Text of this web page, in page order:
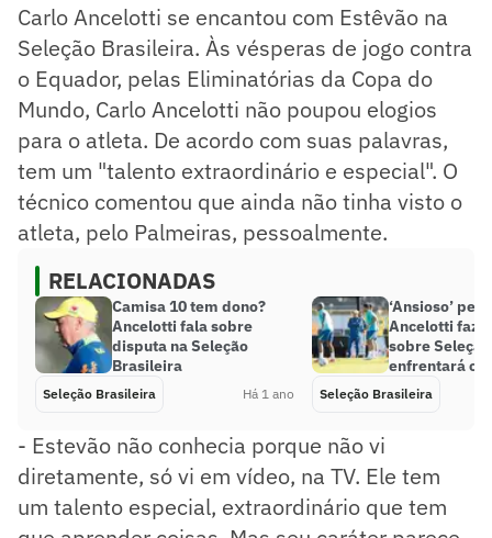
Carlo Ancelotti se encantou com Estêvão na
Seleção Brasileira. Às vésperas de jogo contra
o Equador, pelas Eliminatórias da Copa do
Mundo, Carlo Ancelotti não poupou elogios
para o atleta. De acordo com suas palavras,
tem um "talento extraordinário e especial". O
técnico comentou que ainda não tinha visto o
atleta, pelo Palmeiras, pessoalmente.
RELACIONADAS
Camisa 10 tem dono?
Ancelotti fala sobre
disputa na Seleção
Brasileira
Seleção Brasileira Há 1 ano
‘Ansioso’
Ancelotti faz
sobre
enfrentará o
Seleção Brasileira
- Estevão não conhecia porque não vi
diretamente, só vi em vídeo, na TV. Ele tem
um talento especial, extraordinário que tem